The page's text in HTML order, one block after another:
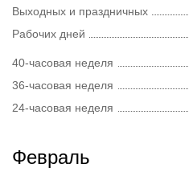
Выходных и праздничных
Рабочих дней
40-часовая неделя
36-часовая неделя
24-часовая неделя
Февраль